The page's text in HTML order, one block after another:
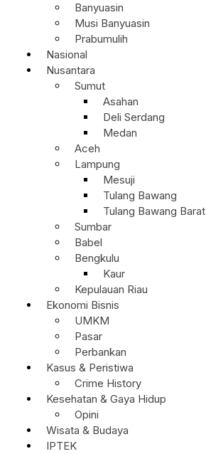
Banyuasin
Musi Banyuasin
Prabumulih
Nasional
Nusantara
Sumut
Asahan
Deli Serdang
Medan
Aceh
Lampung
Mesuji
Tulang Bawang
Tulang Bawang Barat
Sumbar
Babel
Bengkulu
Kaur
Kepulauan Riau
Ekonomi Bisnis
UMKM
Pasar
Perbankan
Kasus & Peristiwa
Crime History
Kesehatan & Gaya Hidup
Opini
Wisata & Budaya
IPTEK